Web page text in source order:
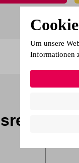
für
Um unsere
Informationen